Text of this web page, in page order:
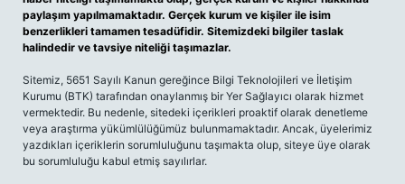
paylaşım yapılmamaktadır. Gerçek kurum ve kişiler ile isim
benzerlikleri tamamen tesadüfidir. Sitemizdeki bilgiler taslak
halindedir ve tavsiye niteliği taşımazlar.
Sitemiz, 5651 Sayılı Kanun gereğince Bilgi Teknolojileri ve İletişim
Kurumu (BTK) tarafından onaylanmış bir Yer Sağlayıcı olarak hizmet
vermektedir. Bu nedenle, sitedeki içerikleri proaktif olarak denetleme
veya araştırma yükümlülüğümüz bulunmamaktadır. Ancak, üyelerimiz
yazdıkları içeriklerin sorumluluğunu taşımakta olup, siteye üye olarak
bu sorumluluğu kabul etmiş sayılırlar.